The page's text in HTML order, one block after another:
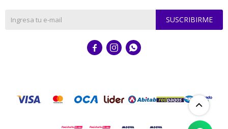
SUSCRIBIRME
  